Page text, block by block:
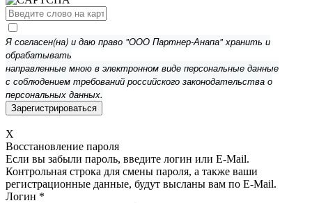
Я согласен(на) и даю право "ООО Партнер-Анапа" хранить и
обрабатывать
направленные мною в электронном виде персональные данные
с соблюдением требований российского законодательства о
персональных данных.
X
Восстановление пароля
Если вы забыли пароль, введите логин или E-Mail.
Контрольная строка для смены пароля, а также ваши
регистрационные данные, будут высланы вам по E-Mail.
Логин *